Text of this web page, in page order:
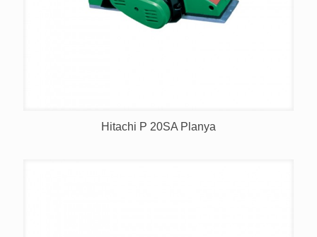
Hitachi P 20SA Planya